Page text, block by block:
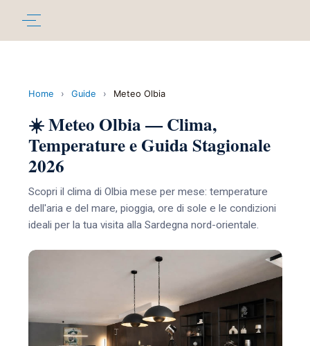
Home › Guide › Meteo Olbia
☀️ Meteo Olbia — Clima,
Temperature e Guida Stagionale
2026
Scopri il clima di Olbia mese per mese: temperature
dell'aria e del mare, pioggia, ore di sole e le condizioni
ideali per la tua visita alla Sardegna nord-orientale.